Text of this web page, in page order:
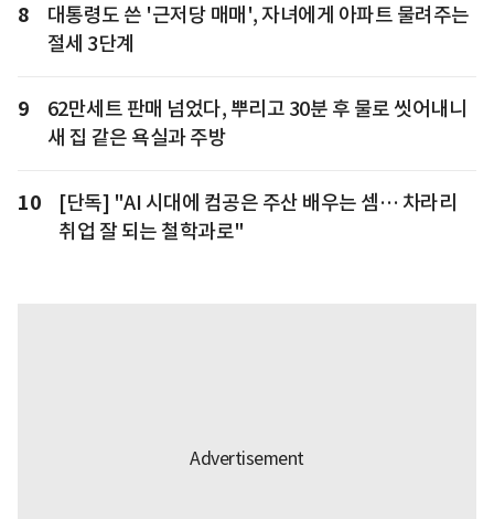
8
대통령도 쓴 '근저당 매매', 자녀에게 아파트 물려주는
절세 3단계
9
62만세트 판매 넘었다, 뿌리고 30분 후 물로 씻어내니
새 집 같은 욕실과 주방
10
[단독] "AI 시대에 컴공은 주산 배우는 셈… 차라리
취업 잘 되는 철학과로"